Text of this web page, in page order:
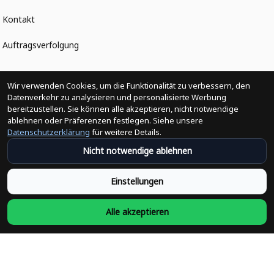
Kontakt
Auftragsverfolgung
Politiken
Änderungen der Bestellung
Versandpolitik
Rückerstattungsrichtlinie
Rückgabepolitik
Wir verwenden Cookies, um die Funktionalität zu verbessern, den
Datenverkehr zu analysieren und personalisierte Werbung
bereitzustellen. Sie können alle akzeptieren, nicht notwendige
ablehnen oder Präferenzen festlegen. Siehe unsere
Datenschutzerklärung für weitere Details.
Nicht notwendige ablehnen
Einstellungen
Alle akzeptieren